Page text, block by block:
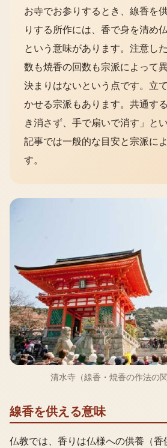
お寺でお参りするとき、線香を
りする所作には、香で身を清め
という意味があります。注意し
数も焼香の回数も宗派によって
決まりはないという点です。立
かせる宗派もあります。共通す
き消さず、手で扇いで消す」と
記事では一般的な目安と宗派に
す。
清水寺（線香・焼香の作法の
線香を供える意味
仏教では、香りは仏様への供養（